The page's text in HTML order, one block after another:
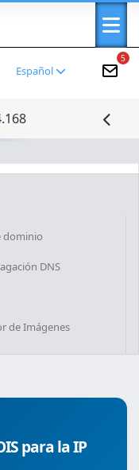
5
Español
dominio
DNS
de Imágenes
para la IP